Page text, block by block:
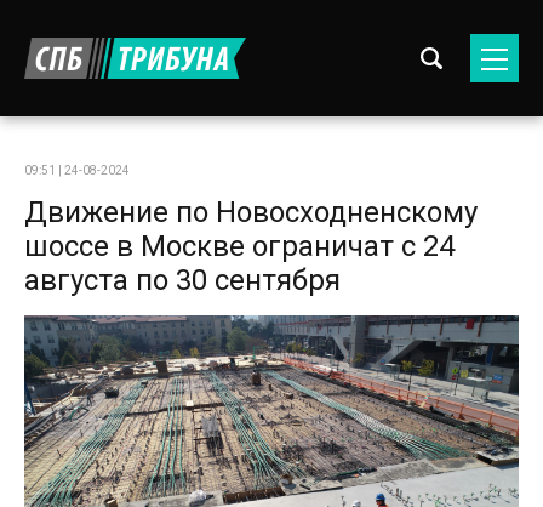
09:51 | 24-08-2024
Движение по Новосходненскому
шоссе в Москве ограничат с 24
августа по 30 сентября